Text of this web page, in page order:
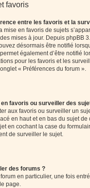
favoris
entre les favoris et la
mise en favoris de sujets
mises à jour. Depuis phpBB
désormais être notifié
également d’être notifié
pour les favoris et les
« Préférences du forum ».
favoris ou surveiller des
aux favoris ou surveiller un
en haut et en bas du sujet de
en cochant la case du
de surveiller le sujet.
des forums ?
en particulier, une fois
page.